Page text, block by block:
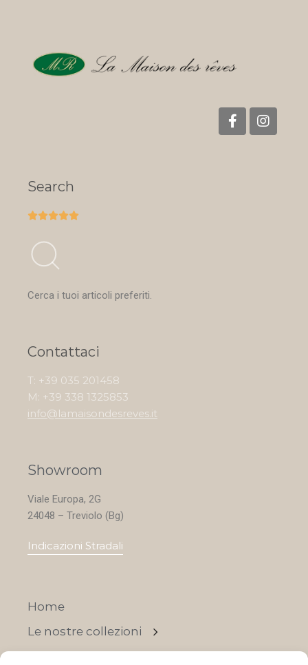
Search

Cerca i tuoi articoli preferiti.
Contattaci
T: +39 035 201458
M: +39 338 1325853
info@lamaisondesreves.it
Showroom
Viale Europa, 2G
24048 – Treviolo (Bg)
Indicazioni Stradali
Home
Le nostre collezioni